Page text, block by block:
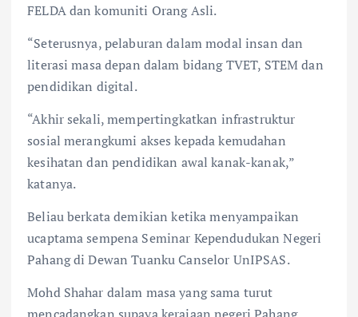
FELDA dan komuniti Orang Asli.
“Seterusnya, pelaburan dalam modal insan dan
literasi masa depan dalam bidang TVET, STEM dan
pendidikan digital.
“Akhir sekali, mempertingkatkan infrastruktur
sosial merangkumi akses kepada kemudahan
kesihatan dan pendidikan awal kanak-kanak,”
katanya.
Beliau berkata demikian ketika menyampaikan
ucaptama sempena Seminar Kependudukan Negeri
Pahang di Dewan Tuanku Canselor UnIPSAS.
Mohd Shahar dalam masa yang sama turut